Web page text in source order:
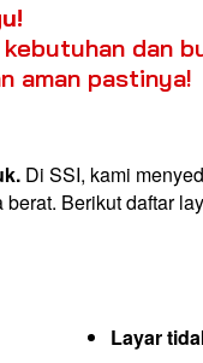
dan
aman pastinya!
Di SSI, kami
Berikut daftar
Layar